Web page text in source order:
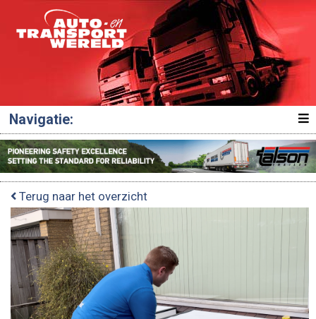
Navigatie:
Terug naar het overzicht